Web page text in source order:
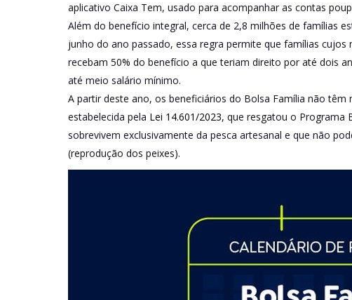
aplicativo Caixa Tem, usado para acompanhar as contas
Além do benefício integral, cerca de 2,8 milhões de famílias
junho do ano passado, essa regra permite que famílias
recebam 50% do benefício a que teriam direito por até dois
até meio salário mínimo.
A partir deste ano, os beneficiários do Bolsa Família não
estabelecida pela Lei 14.601/2023, que resgatou o Programa
sobrevivem exclusivamente da pesca artesanal e que não
(reprodução dos peixes).